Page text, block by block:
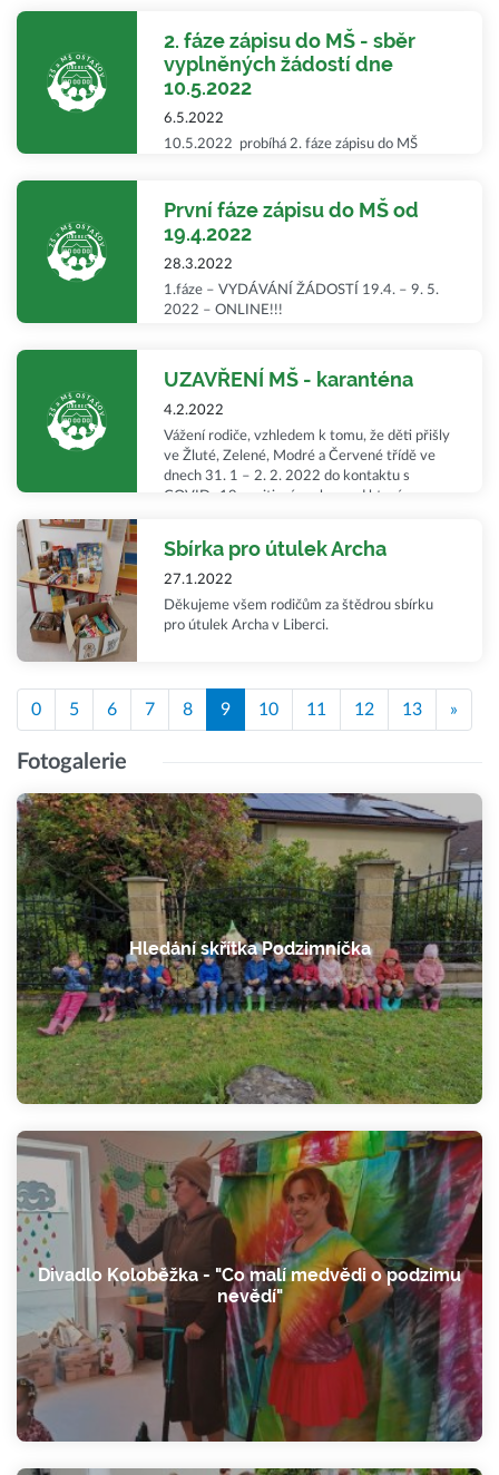
2. fáze zápisu do MŠ - sběr
vyplněných žádostí dne
10.5.2022
6.5.2022
10.5.2022 probíhá 2. fáze zápisu do MŠ
První fáze zápisu do MŠ od
19.4.2022
28.3.2022
1.fáze – VYDÁVÁNÍ ŽÁDOSTÍ 19.4. – 9. 5.
2022 – ONLINE!!!
UZAVŘENÍ MŠ - karanténa
4.2.2022
Vážení rodiče, vzhledem k tomu, že děti přišly
ve Žluté, Zelené, Modré a Červené třídě ve
dnech 31. 1 – 2. 2. 2022 do kontaktu s
COVID–19 pozitivní osobou, od které se
INFORMACE NALEZNETE V PŘÍLOŽENÉM
DOPISU OD KHS.
Sbírka pro útulek Archa
27.1.2022
Děkujeme všem rodičům za štědrou sbírku
pro útulek Archa v Liberci.
0 5 6 7 8 9 10 11 12 13 »
Fotogalerie
Hledání skřítka Podzimníčka
Divadlo Koloběžka - "Co malí medvědi o podzimu
nevědí"